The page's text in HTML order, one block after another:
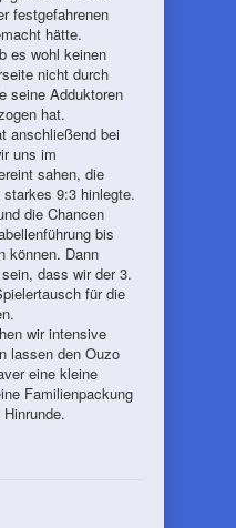
festgefahrenen
hätte.
es wohl keinen
nicht durch
seine Adduktoren
hat.
anschließend bei
uns im
sahen, die
9:3 hinlegte.
die Chancen
bis
können. Dann
dass wir der 3.
für die
wir intensive
lassen den Ouzo
eine kleine
Familienpackung